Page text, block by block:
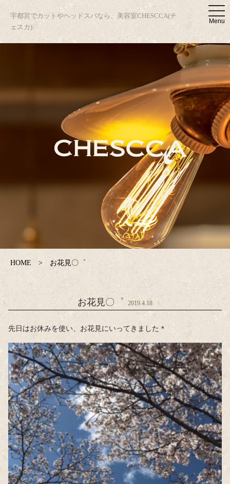
t
o
g
e
n
a
g
a
i
o
n
Menu
宇都宮でカットやヘッドスパなら、美容室CHESCCA(チ
ェスカ)
HOME お花見〇゜
お花見〇゜ 2019.4.18
先日はお休みを使い、お花見にいってきました＊